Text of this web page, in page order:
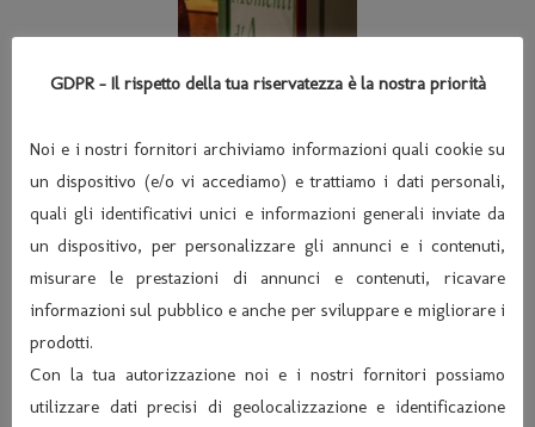
GDPR - Il rispetto della tua riservatezza è la nostra priorità
Noi e i nostri fornitori archiviamo informazioni quali cookie su
un dispositivo (e/o vi accediamo) e trattiamo i dati personali,
quali gli identificativi unici e informazioni generali inviate da
un dispositivo, per personalizzare gli annunci e i contenuti,
misurare le prestazioni di annunci e contenuti, ricavare
informazioni sul pubblico e anche per sviluppare e migliorare i
prodotti.
Con la tua autorizzazione noi e i nostri fornitori possiamo
utilizzare dati precisi di geolocalizzazione e identificazione